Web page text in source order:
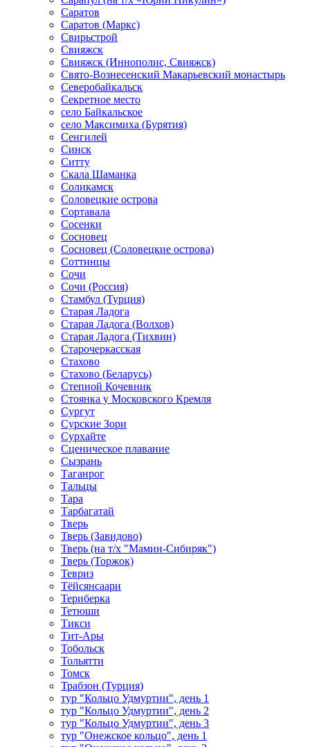
Саратов
Саратов (Маркс)
Свирьстрой
Свияжск
Свияжск (Иннополис, Свияжск)
Свято-Вознесенский Макарьевский монастырь
Северобайкальск
Секретное место
село Байкальское
село Максимиха (Бурятия)
Сенгилей
Синск
Ситту
Скала Шаманка
Соликамск
Соловецкие острова
Сортавала
Сосенки
Сосновец
Сосновец (Соловецкие острова)
Соттинцы
Сочи
Сочи (Россия)
Стамбул (Турция)
Старая Ладога
Старая Ладога (Волхов)
Старая Ладога (Тихвин)
Старочеркасская
Стахово
Стахово (Беларусь)
Степной Кочевник
Стоянка у Московского Кремля
Сургут
Сурские Зори
Сурхайте
Сценическое плавание
Сызрань
Таганрог
Тальцы
Тара
Тарбагатай
Тверь
Тверь (Завидово)
Тверь (на т/х "Мамин-Сибиряк")
Тверь (Торжок)
Тевриз
Тёйсянсаари
Териберка
Тетюши
Тикси
Тит-Ары
Тобольск
Тольятти
Томск
Трабзон (Турция)
тур "Кольцо Удмуртии", день 1
тур "Кольцо Удмуртии", день 2
тур "Кольцо Удмуртии", день 3
тур "Онежское кольцо", день 1